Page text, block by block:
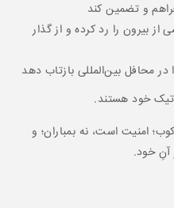
و تضمین کند
بیرون را رد کرده و از گذار
محافل بین‌المللی بازتاب دهد
خود هستند.
امنیت است، نه بمباران؛ و
آنِ خود.